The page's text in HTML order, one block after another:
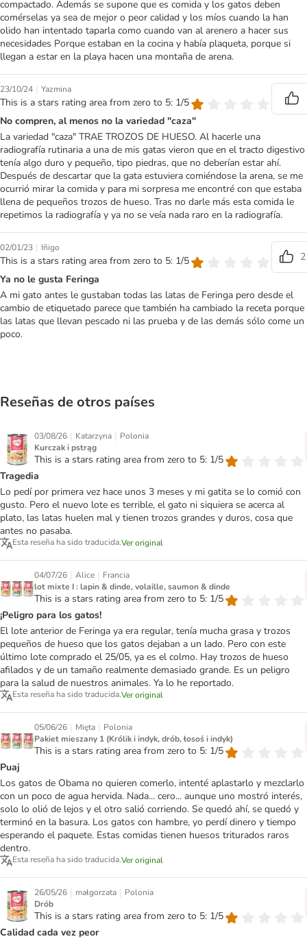
compactado. Además se supone que es comida y los gatos deben
comérselas ya sea de mejor o peor calidad y los míos cuando la han
olido han intentado taparla como cuando van al arenero a hacer sus
necesidades Porque estaban en la cocina y había plaqueta, porque si
llegan a estar en la playa hacen una montaña de arena.
23/10/24 | Yazmina
This is a stars rating area from zero to 5: 1/5
No compren, al menos no la variedad "caza"
La variedad "caza" TRAE TROZOS DE HUESO. Al hacerle una
radiografía rutinaria a una de mis gatas vieron que en el tracto digestivo
tenía algo duro y pequeño, tipo piedras, que no deberían estar ahí.
Después de descartar que la gata estuviera comiéndose la arena, se me
ocurrió mirar la comida y para mi sorpresa me encontré con que estaba
llena de pequeños trozos de hueso. Tras no darle más esta comida le
repetimos la radiografía y ya no se veía nada raro en la radiografía.
02/01/23 | Iñigo
This is a stars rating area from zero to 5: 1/5
2
Ya no le gusta Feringa
A mi gato antes le gustaban todas las latas de Feringa pero desde el
cambio de etiquetado parece que también ha cambiado la receta porque
las latas que llevan pescado ni las prueba y de las demás sólo come un
poco.
Reseñas de otros países
03/08/26 | Katarzyna | Polonia
Kurczak i pstrąg
This is a stars rating area from zero to 5: 1/5
Tragedia
Lo pedí por primera vez hace unos 3 meses y mi gatita se lo comió con
gusto. Pero el nuevo lote es terrible, el gato ni siquiera se acerca al
plato, las latas huelen mal y tienen trozos grandes y duros, cosa que
antes no pasaba.
Esta reseña ha sido traducida.Ver original
04/07/26 | Alice | Francia
lot mixte I : lapin & dinde, volaille, saumon & dinde
This is a stars rating area from zero to 5: 1/5
¡Peligro para los gatos!
El lote anterior de Feringa ya era regular, tenía mucha grasa y trozos
pequeños de hueso que los gatos dejaban a un lado. Pero con este
último lote comprado el 25/05, ya es el colmo. Hay trozos de hueso
afilados y de un tamaño realmente demasiado grande. Es un peligro
para la salud de nuestros animales. Ya lo he reportado.
Esta reseña ha sido traducida.Ver original
05/06/26 | Mięta | Polonia
Pakiet mieszany 1 (Królik i indyk, drób, łosoś i indyk)
This is a stars rating area from zero to 5: 1/5
Puaj
Los gatos de Obama no quieren comerlo, intenté aplastarlo y mezclarlo
con un poco de agua hervida. Nada... cero... aunque uno mostró interés,
solo lo olió de lejos y el otro salió corriendo. Se quedó ahí, se quedó y
terminó en la basura. Los gatos con hambre, yo perdí dinero y tiempo
esperando el paquete. Estas comidas tienen huesos triturados raros
dentro.
Esta reseña ha sido traducida.Ver original
26/05/26 | małgorzata | Polonia
Drób
This is a stars rating area from zero to 5: 1/5
Calidad cada vez peor